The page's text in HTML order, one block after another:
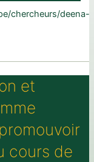
chercheurs/deena-
et
cours de